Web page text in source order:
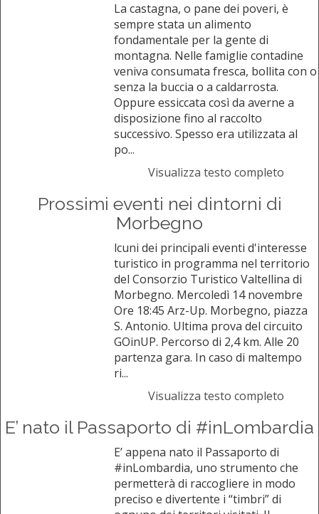
La castagna, o pane dei poveri, è
sempre stata un alimento
fondamentale per la gente di
montagna. Nelle famiglie contadine
veniva consumata fresca, bollita con o
senza la buccia o a caldarrosta.
Oppure essiccata così da averne a
disposizione fino al raccolto
successivo. Spesso era utilizzata al
po...
Visualizza testo completo
Prossimi eventi nei dintorni di
Morbegno
lcuni dei principali eventi d'interesse
turistico in programma nel territorio
del Consorzio Turistico Valtellina di
Morbegno. Mercoledì 14 novembre
Ore 18:45 Arz-Up. Morbegno, piazza
S. Antonio. Ultima prova del circuito
GOinUP. Percorso di 2,4 km. Alle 20
partenza gara. In caso di maltempo
ri...
Visualizza testo completo
E’ nato il Passaporto di #inLombardia
E’ appena nato il Passaporto di
#inLombardia, uno strumento che
permetterà di raccogliere in modo
preciso e divertente i “timbri” di